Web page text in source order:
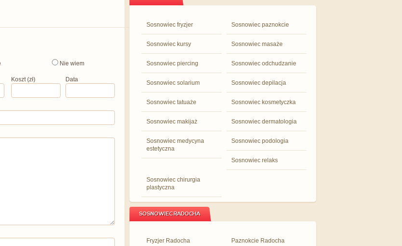
Nie wiem
Koszt (zł) Data
Sosnowiec fryzjer Sosnowiec paznokcie
Sosnowiec kursy Sosnowiec masaże
Sosnowiec piercing Sosnowiec odchudzanie
Sosnowiec solarium Sosnowiec depilacja
Sosnowiec tatuaże Sosnowiec kosmetyczka
Sosnowiec makijaż Sosnowiec dermatologia
Sosnowiec medycyna
estetyczna
Sosnowiec podologia
Sosnowiec relaks
Sosnowiec chirurgia
plastyczna
SOSNOWIEC RADOCHA
Fryzjer Radocha Paznokcie Radocha